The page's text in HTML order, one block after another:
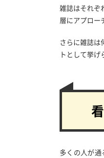
雑誌はそれぞ
層にアプロー
さらに雑誌
トとして挙げ
多くの人が